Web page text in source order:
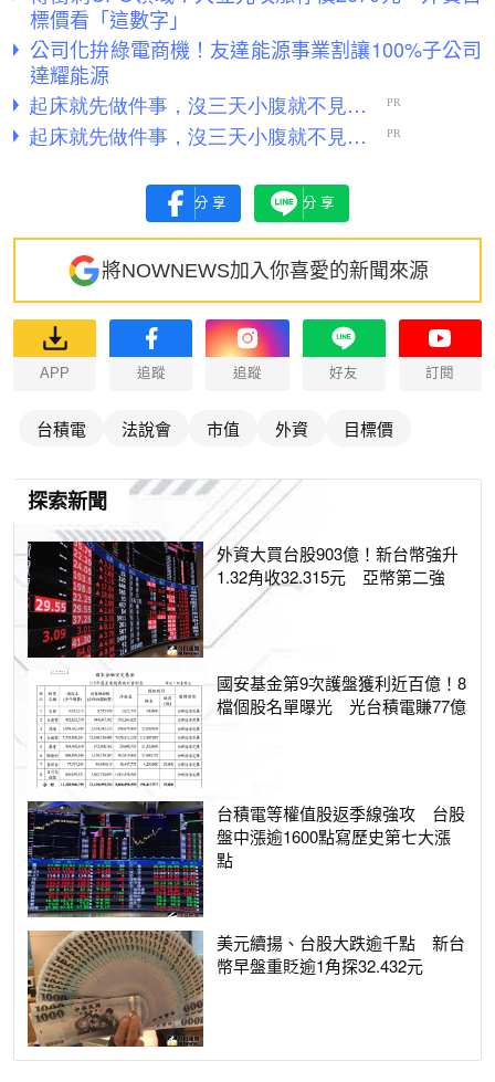
標價看「這數字」
公司化拚綠電商機！友達能源事業割讓100%子公司
達耀能源
分享 分享
將NOWNEWS加入你喜愛的新聞來源
APP 追蹤 追蹤 好友 訂閱
台積電 法說會 市值 外資 目標價
探索新聞
外資大買台股903億！新台幣強升
1.32角收32.315元 亞幣第二強
國安基金第9次護盤獲利近百億！8
檔個股名單曝光 光台積電賺77億
台積電等權值股返季線強攻 台股
盤中漲逾1600點寫歷史第七大漲
點
美元續揚、台股大跌逾千點 新台
幣早盤重貶逾1角探32.432元